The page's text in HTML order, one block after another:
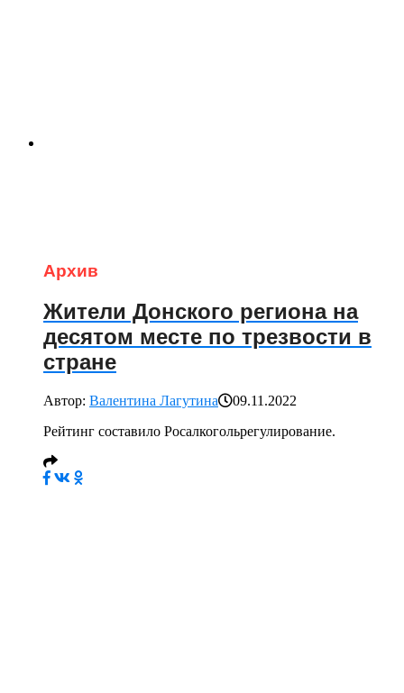
Архив
Жители Донского региона на
десятом месте по трезвости в
стране
Автор: Валентина Лагутина
09.11.2022
Рейтинг составило Росалкогольрегулирование.